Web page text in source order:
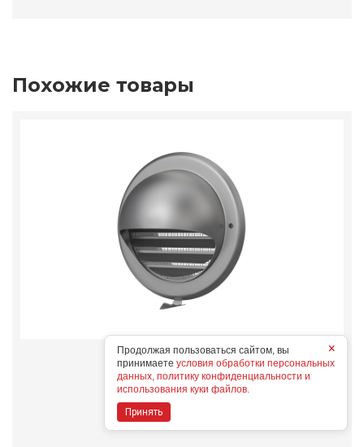
Похожие товары
12,5ВМ
Конструктивные особенности
Дополнительные опции
×
Продолжая пользоваться сайтом, вы
принимаете условия обработки персональных
данных, политику конфиденциальности и
использования куки файлов.
Принять